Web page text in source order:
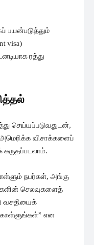
பயன்படுத்தும்
visa)
ரத்து
செய்யப்படுவதுடன்,
விசாக்களைப்
கருதப்படலாம்.
நபர்கள், அங்கு
செலவுகளைத்
வசதியைக்
கொள்ளுங்கள்” என